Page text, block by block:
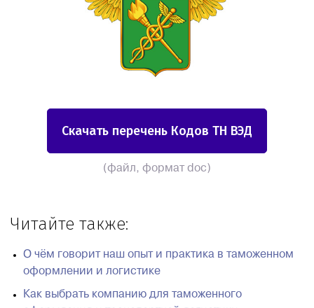
Скачать перечень Кодов ТН ВЭД
(файл, формат doc)
Читайте также:
О чём говорит наш опыт и практика в таможенном
оформлении и логистике
Как выбрать компанию для таможенного